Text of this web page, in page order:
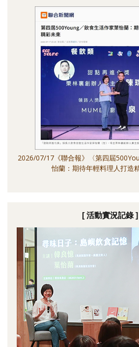
2026/07/17《聯合報》〈第四屆
怡蘭：期待年輕料理人打造
[ 活動實況記錄 ]